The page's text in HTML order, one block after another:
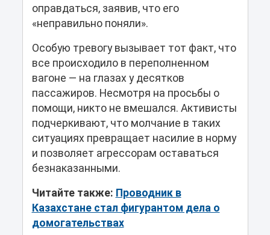
оправдаться, заявив, что его
«неправильно поняли».
Особую тревогу вызывает тот факт, что
все происходило в переполненном
вагоне — на глазах у десятков
пассажиров. Несмотря на просьбы о
помощи, никто не вмешался. Активисты
подчеркивают, что молчание в таких
ситуациях превращает насилие в норму
и позволяет агрессорам оставаться
безнаказанными.
Читайте также: Проводник в
Казахстане стал фигурантом дела о
домогательствах